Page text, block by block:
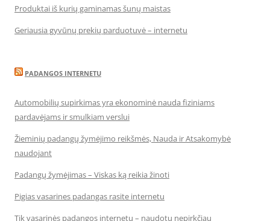
Produktai iš kurių gaminamas šunų maistas
Geriausia gyvūnų prekių parduotuvė – internetu
PADANGOS INTERNETU
Automobilių supirkimas yra ekonominė nauda fiziniams
pardavėjams ir smulkiam verslui
Žieminių padangų žymėjimo reikšmės, Nauda ir Atsakomybė
naudojant
Padangų žymėjimas – Viskas ką reikia žinoti
Pigias vasarines padangas rasite internetu
Tik vasarinės padangos internetu – naudotų nepirkčiau